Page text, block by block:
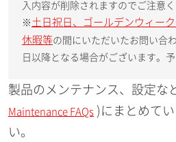
入内容が削除されますのでご注意く
※ 土日祝日、ゴールデンウィー
休暇等の間にいただいたお問い合
日以降となる場合がございます。
製品のメンテナンス、設定な
Maintenance FAQs )にまとめて
い。